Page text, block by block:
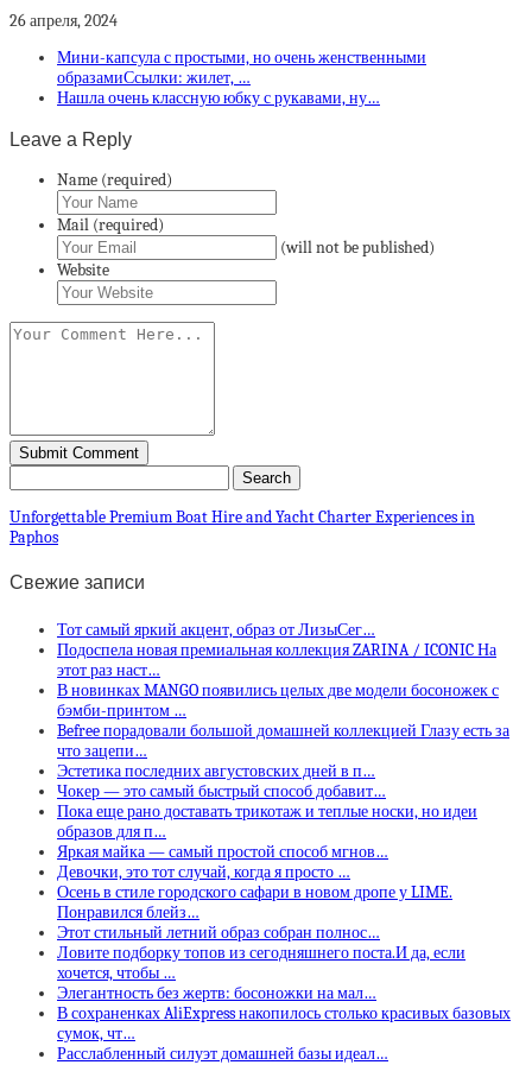
26 апреля, 2024
Мини-капсула с простыми, но очень женственными
образамиСсылки: жилет, …
Нашла очень классную юбку с рукавами, ну…
Leave a Reply
Name (required)
Mail (required)
(will not be published)
Website
Unforgettable Premium Boat Hire and Yacht Charter Experiences in
Paphos
Свежие записи
Тот самый яркий акцент, образ от ЛизыСег…
Подоспела новая премиальная коллекция ZARINA / ICONIC На
этот раз наст…
В новинках MANGO появились целых две модели босоножек с
бэмби-принтом …
Befree порадовали большой домашней коллекцией Глазу есть за
что зацепи…
Эстетика последних августовских дней в п…
Чокер — это самый быстрый способ добавит…
Пока еще рано доставать трикотаж и теплые носки, но идеи
образов для п…
Яркая майка — самый простой способ мгнов…
Девочки, это тот случай, когда я просто …
Осень в стиле городского сафари в новом дропе у LIME.
Понравился блейз…
Этот стильный летний образ собран полнос…
Ловите подборку топов из сегодняшнего поста.И да, если
хочется, чтобы …
Элегантность без жертв: босоножки на мал…
В сохраненках AliExpress накопилось столько красивых базовых
сумок, чт…
Расслабленный силуэт домашней базы идеал…